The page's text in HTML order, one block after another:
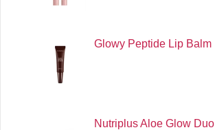
Glowy Peptide Lip Balm
Nutriplus Aloe Glow Duo